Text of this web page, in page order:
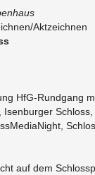
Aktzeichnen
HfG-Rundgang
Isenburger
auf dem